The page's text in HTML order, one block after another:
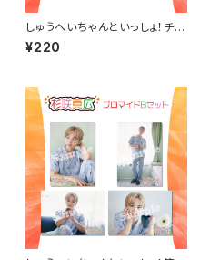
しゅうへいちゃんといっしょ！チェ
キ風ランダムブロマイド（全８
種）
¥220